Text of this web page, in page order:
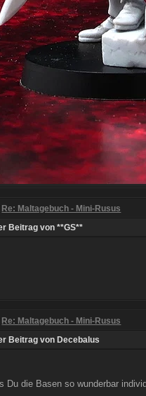
Re: Maltagebuch - Mini-Rusus
Beitrag von **GS**
Re: Maltagebuch - Mini-Rusus
Beitrag von Decebalus
Du die Basen so wunderbar